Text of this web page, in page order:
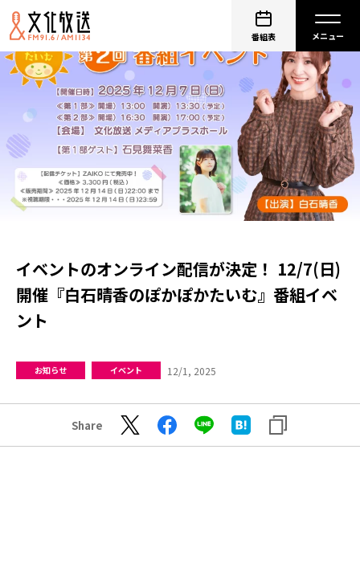
番組表
イベントのオンライン配信が決定！ 12/7(日)
開催『白石晴香のぽかぽかたいむ』番組イベ
ント
お知らせ イベント 12/1, 2025
Share